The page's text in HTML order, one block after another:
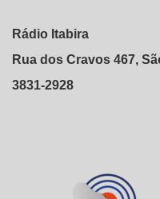
Rádio Itabira
Rua dos Cravos 467,
3831-2928